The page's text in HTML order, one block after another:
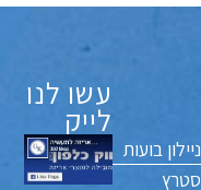
ניילון בועות
סטרץ
עשו לנו
לייק